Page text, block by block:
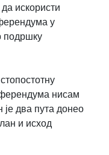
искористи
у
подршку
нисам
jе два пута донео
и исход